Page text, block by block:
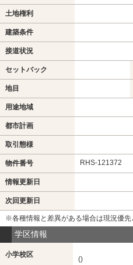
土地権利
建築条件
接道状況
セットバック
地目
用途地域
都市計画
取引態様
物件番号 RHS-121372
情報更新日
次回更新日
※各種情報と差異がある場合は現況優先
学区情報
小学校区
()